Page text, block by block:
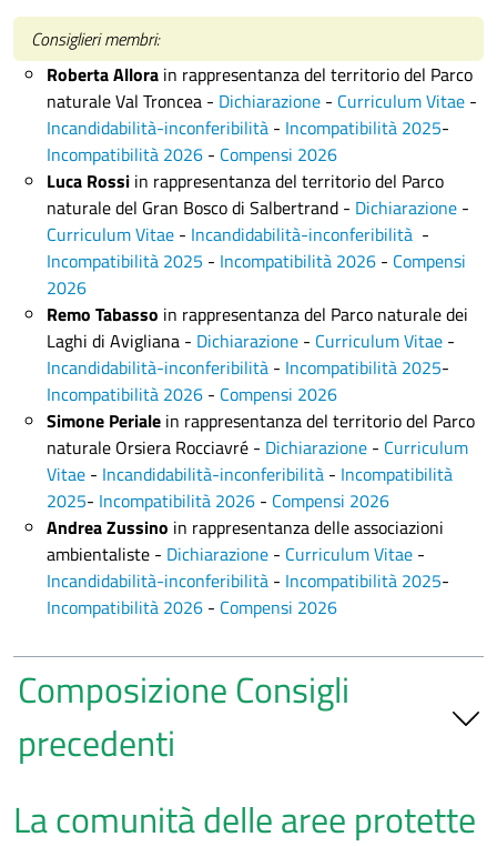
Consiglieri membri:
Roberta Allora in rappresentanza del territorio del Parco
naturale Val Troncea - Dichiarazione - Curriculum Vitae -
Incandidabilità-inconferibilità - Incompatibilità 2025-
Incompatibilità 2026 - Compensi 2026
Luca Rossi in rappresentanza del territorio del Parco
naturale del Gran Bosco di Salbertrand - Dichiarazione -
Curriculum Vitae - Incandidabilità-inconferibilità -
Incompatibilità 2025 - Incompatibilità 2026 - Compensi
2026
Remo Tabasso in rappresentanza del Parco naturale dei
Laghi di Avigliana - Dichiarazione - Curriculum Vitae -
Incandidabilità-inconferibilità - Incompatibilità 2025-
Incompatibilità 2026 - Compensi 2026
Simone Periale in rappresentanza del territorio del Parco
naturale Orsiera Rocciavré - Dichiarazione - Curriculum
Vitae - Incandidabilità-inconferibilità - Incompatibilità
2025- Incompatibilità 2026 - Compensi 2026
Andrea Zussino in rappresentanza delle associazioni
ambientaliste - Dichiarazione - Curriculum Vitae -
Incandidabilità-inconferibilità - Incompatibilità 2025-
Incompatibilità 2026 - Compensi 2026
Composizione Consigli
precedenti
Deliberazione della Giunta Regionale n. 3-
727/2025/XII del 22 gennaio 2025, si è provveduto alla
La comunità delle aree protette